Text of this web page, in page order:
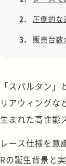
2.
圧倒的
3.
販売台数
「スパルタン
リアウィングな
生まれた高性能
レース仕様を意
Rの誕生背景と